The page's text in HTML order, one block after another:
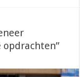
opdrachten”